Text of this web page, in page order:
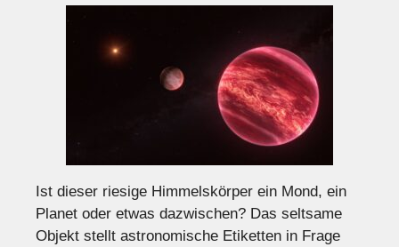
Ist dieser riesige Himmelskörper ein Mond, ein
Planet oder etwas dazwischen? Das seltsame
Objekt stellt astronomische Etiketten in Frage